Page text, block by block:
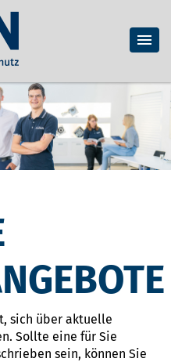
sich über aktuelle
Sollte eine für Sie
sein, können Sie